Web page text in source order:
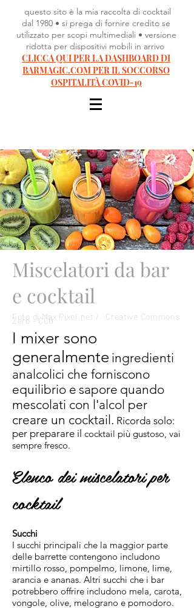
questo sito è la mia raccolta di cocktail
dal 1980 • si prega di fornire credito se
utilizzato per scopi multimediali • versione
ridotta per dispositivi mobili in arrivo
CLICCA QUI PER LA DASHBOARD DI
BARMAGIC.COM PER IL SOCCORSO
OSPITALITÀ COVID-19
Miscelatori da bar
e cocktail
Foto di Max Pixel.net / Creative Commons
Zero - CC0
I mixer sono
generalmente ingredienti
analcolici che forniscono
equilibrio e sapore quando
mescolati con l'alcol per
creare un cocktail. Ricorda solo:
per preparare il cocktail più gustoso, vai
sempre fresco.
Elenco dei miscelatori per
cocktail
Succhi
I succhi principali che la maggior parte
delle barrette contengono includono
mirtillo rosso, pompelmo, limone, lime,
arancia e ananas. Altri succhi che i bar
potrebbero offrire includono mela, carota,
vongole, olive, melograno e pomodoro.